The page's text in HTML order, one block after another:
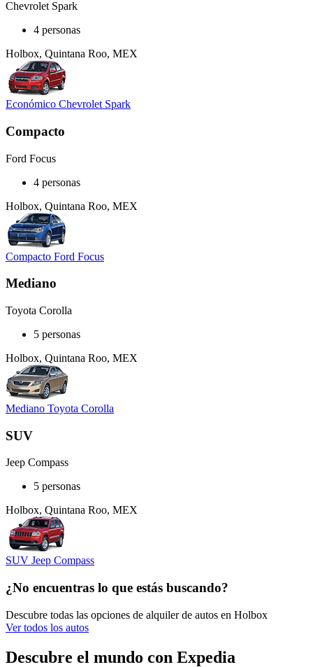
Chevrolet Spark
4 personas
Holbox, Quintana Roo, MEX
Económico Chevrolet Spark
Compacto
Ford Focus
4 personas
Holbox, Quintana Roo, MEX
Compacto Ford Focus
Mediano
Toyota Corolla
5 personas
Holbox, Quintana Roo, MEX
Mediano Toyota Corolla
SUV
Jeep Compass
5 personas
Holbox, Quintana Roo, MEX
SUV Jeep Compass
¿No encuentras lo que estás buscando?
Descubre todas las opciones de alquiler de autos en Holbox
Ver todos los autos
Descubre el mundo con Expedia